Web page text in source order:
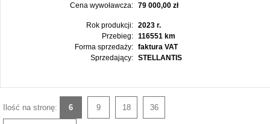
Cena wywoławcza: 79 000,00 zł
Rok produkcji:
2023 r.
Przebieg:
116551 km
Forma sprzedaży:
faktura VAT
Sprzedający:
STELLANTIS
Ilość na stronę: 6 9 18 36